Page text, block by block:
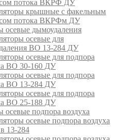
потока ВКРФ ДУ
крышные с факельным
потока ВКРФм ДУ
осевые дымоудаления
осевые для
ВО 13-284 ДУ
осевые для подпора
ВО 30-160 ДУ
осевые для подпора
ВО 13-284 ДУ
осевые для подпора
ВО 25-188 ДУ
осевые подпора воздуха
осевые подпора воздуха
13-284